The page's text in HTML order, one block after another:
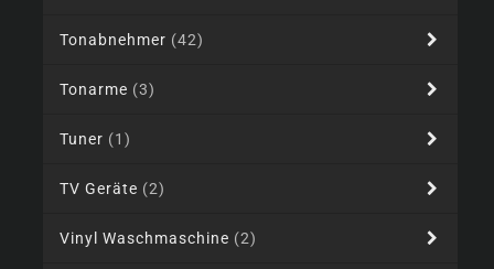
Tonabnehmer (42)
Tonarme (3)
Tuner (1)
TV Geräte (2)
Vinyl Waschmaschine (2)